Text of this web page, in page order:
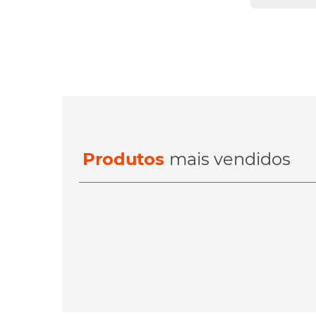
Produtos mais vendidos